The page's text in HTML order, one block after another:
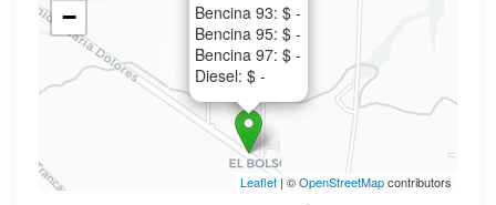
Bencina 93: $ -
Bencina 95: $ -
Bencina 97: $ -
Diesel: $ -
−
Leaflet | ©OpenStreetMapcontributors